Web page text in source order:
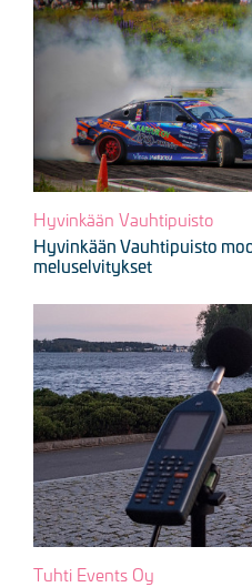
Hyvinkään Vauhtipuisto
Hyvinkään Vauhtipuisto
meluselvitykset
Tuhti Events Oy